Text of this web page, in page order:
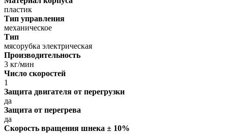
пластик
Тип управления
механическое
Тип
мясорубка электрическая
Производительность
3 кг/мин
Число скоростей
1
Защита двигателя от перегрузки
да
Защита от перегрева
да
Скорость вращения шнека ± 10%